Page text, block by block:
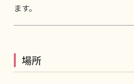
ます。
場所